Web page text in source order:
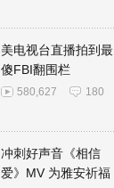
美电视台直播拍到最
傻FBI翻围栏
580,627 180
冲刺好声音《相信
爱》MV 为雅安祈福